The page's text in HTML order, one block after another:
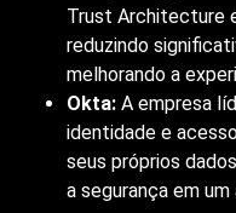
Trust Architecture
reduzindo
melhorando a
Okta: A empresa
identidade e
seus próprios
a segurança em